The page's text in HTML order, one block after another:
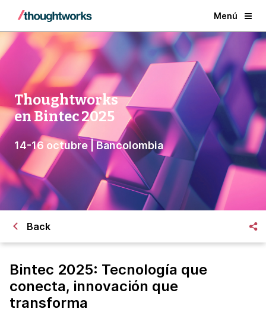
Menú
Thoughtworks
en Bintec 2025
14-16 octubre | Bancolombia
Back
Bintec 2025: Tecnología que
conecta, innovación que
transforma